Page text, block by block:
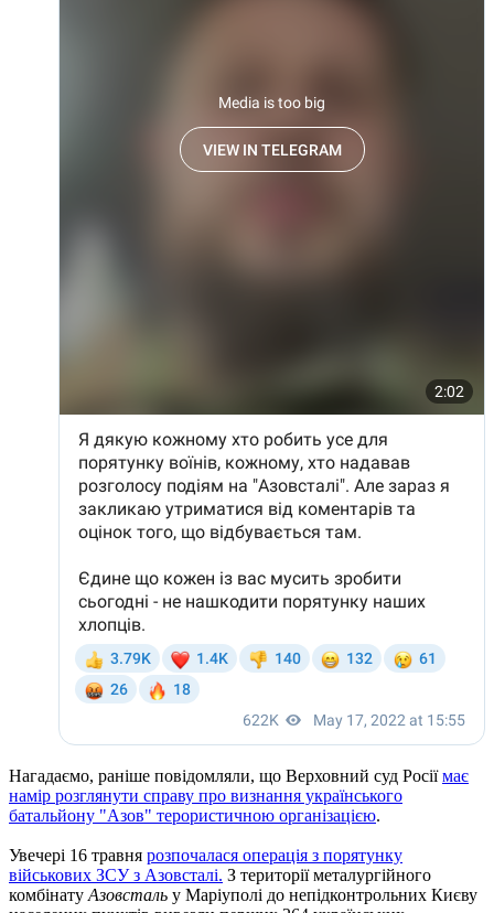
Нагадаємо, раніше повідомляли, що Верховний суд Росіїмає
намір розглянути справу про визнання українського
батальйону "Азов" терористичною організацією.
Увечері 16 травня розпочалася операція з порятунку
військових ЗСУ з Азовсталі. З території металургійного
комбінату Азовсталь у Маріуполі до непідконтрольних Києву